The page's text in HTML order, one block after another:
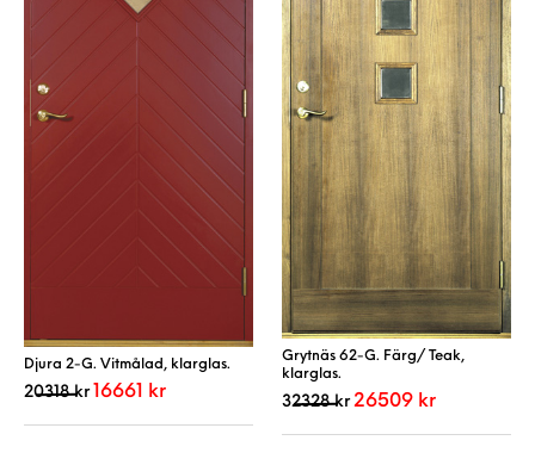
Djura 2-G. Vitmålad, klarglas.
20318kr Det ursprungliga priset var: 20318 kr.
16661 krDet nuvarande priset är: 16661 kr.
Grytnäs 62-G. Färg/ Teak,
klarglas.
32328kr Det ursprungliga priset
26509 krDet